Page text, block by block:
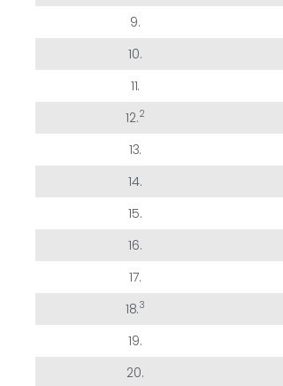
9.
10.
11.
12.2
13.
14.
15.
16.
17.
18.3
19.
20.